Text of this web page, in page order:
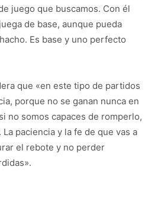
juego que buscamos. Con él
de base, aunque pueda
Es base y uno perfecto
que «en este tipo de partidos
porque no se ganan nunca en
no somos capaces de romperlo,
paciencia y la fe de que vas a
el rebote y no perder